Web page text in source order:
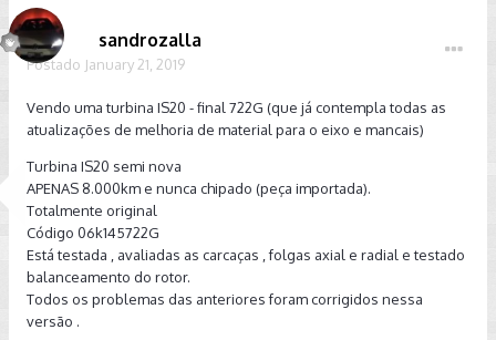
sandrozalla
Postado January 21, 2019
Vendo uma turbina IS20 - final 722G (que já contempla todas as
atualizações de melhoria de material para o eixo e mancais)
Turbina IS20 semi nova
APENAS 8.000km e nunca chipado (peça importada).
Totalmente original
Código 06k145722G
Está testada , avaliadas as carcaças , folgas axial e radial e testado
balanceamento do rotor.
Todos os problemas das anteriores foram corrigidos nessa
versão .